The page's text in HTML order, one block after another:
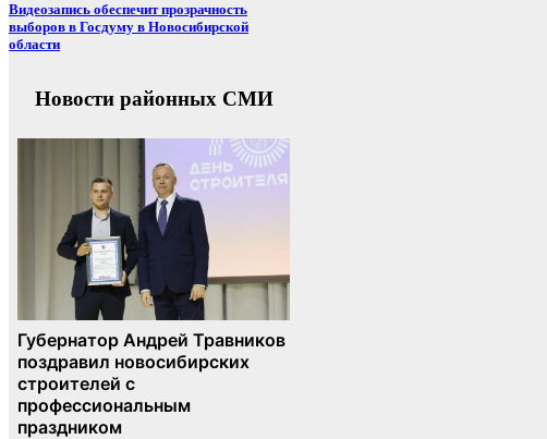
Видеозапись обеспечит прозрачность
выборов в Госдуму в Новосибирской
области